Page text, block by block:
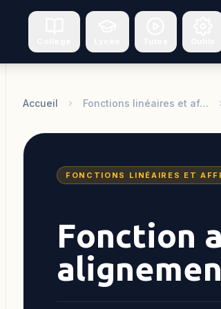
Accueil Fonctions linéaires et af…
FONCTIONS LINÉAIRES ET
Fonction